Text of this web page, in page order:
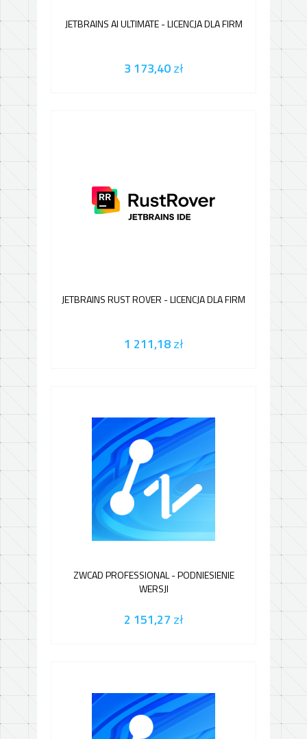
JETBRAINS AI ULTIMATE - LICENCJA DLA FIRM
3 173,40zł
JETBRAINS RUST ROVER - LICENCJA DLA FIRM
1 211,18zł
ZWCAD PROFESSIONAL - PODNIESIENIE
WERSJI
2 151,27 zł